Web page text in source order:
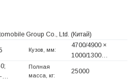
Group Co., Ltd. (Китай)
Кузов, мм:
4700/4900 ×
1000/1300…
…
Полная
масса, кг:
25000